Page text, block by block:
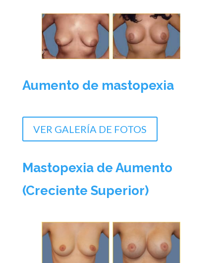
Aumento de mastopexia
VER GALERÍA DE FOTOS
Mastopexia de Aumento
(Creciente Superior)